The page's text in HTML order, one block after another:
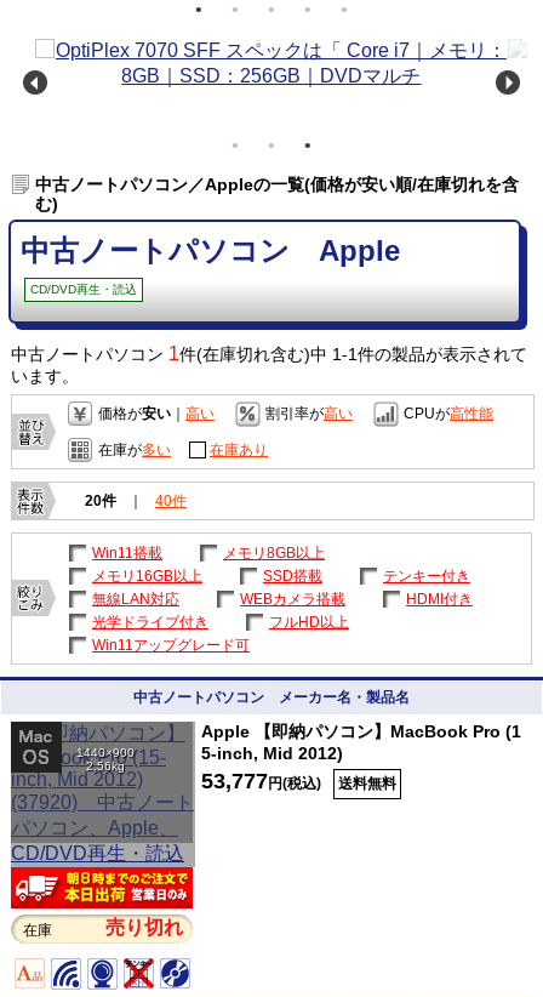
中古ノートパソコン／Appleの一覧(価格が安い順/在庫切れを含
む)
中古ノートパソコン Apple
CD/DVD再生・読込
中古ノートパソコン 1件(在庫切れ含む)中 1-1件の製品が表示されて
います。
価格が安い｜ 高い 割引率が高い CPUが高性能
在庫が多い 在庫あり
20件 ｜ 40件
Win11搭載
メモリ8GB以上
メモリ16GB以上
SSD搭載
テンキー付き
無線LAN対応
WEBカメラ搭載
HDMI付き
光学ドライブ付き
フルHD以上
Win11アップグレード可
中古ノートパソコン メーカー名・製品名
1440×900
2.56kg
在庫 売り切れ
Apple 【即納パソコン】MacBook Pro (1
5-inch, Mid 2012)
53,777円(税込) 送料無料